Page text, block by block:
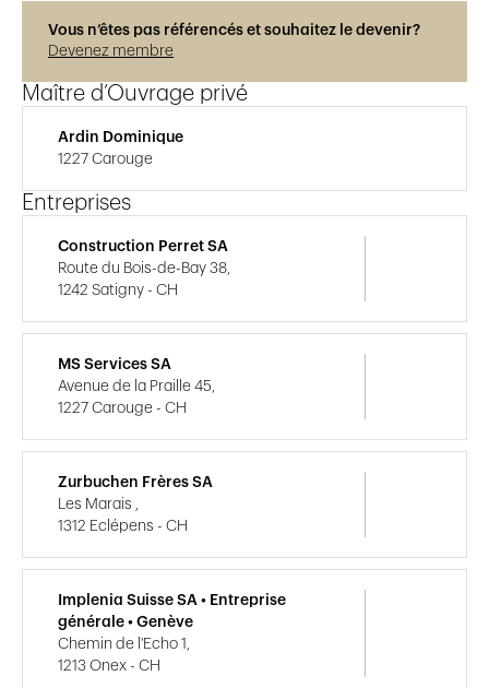
Vous n’êtes pas référencés et souhaitez le devenir?
Devenez membre
Maître d’Ouvrage privé
Ardin Dominique
1227 Carouge
Entreprises
Construction Perret SA
Route du Bois-de-Bay 38,
1242 Satigny - CH
MS Services SA
Avenue de la Praille 45,
1227 Carouge - CH
Zurbuchen Frères SA
Les Marais ,
1312 Eclépens - CH
Implenia Suisse SA • Entreprise
générale • Genève
Chemin de l'Echo 1,
1213 Onex - CH